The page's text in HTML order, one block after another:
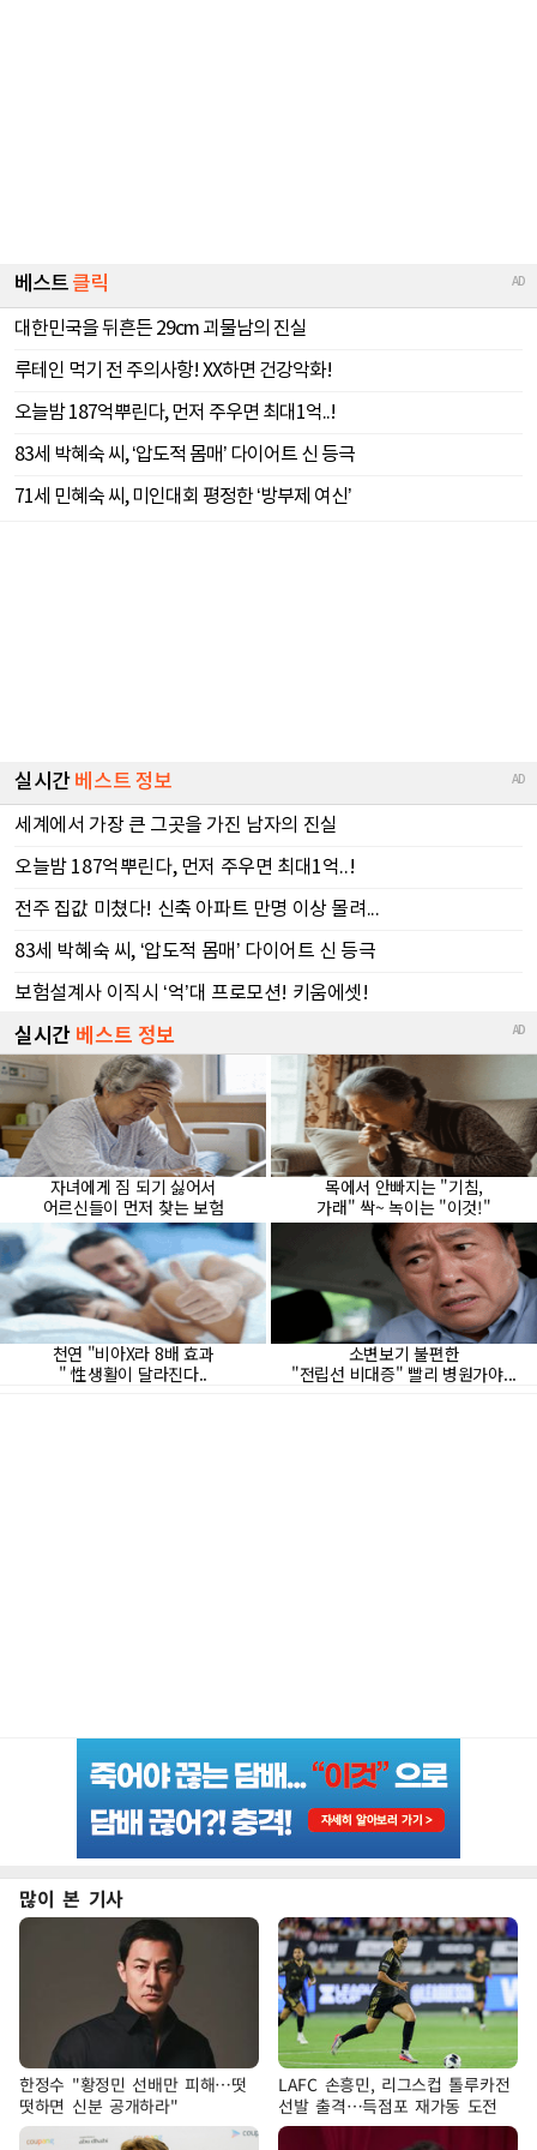
많이 본 기사
한정수 "황정민 선배만 피해…떳
떳하면 신분 공개하라"
LAFC 손흥민, 리그스컵 톨루카전
선발 출격…득점포 재가동 도전